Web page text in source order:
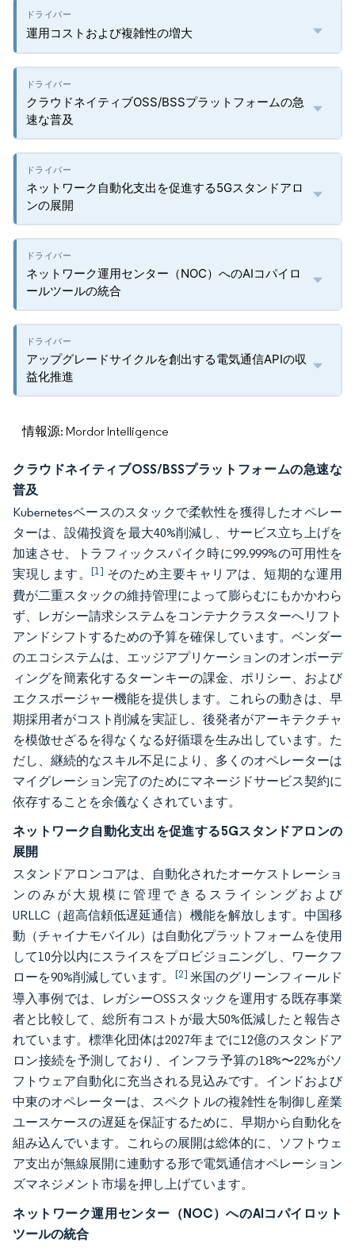
運用コストおよび複雑性の増大
クラウドネイティブOSS/BSSプラットフォームの急
速な普及
ネットワーク自動化支出を促進する5Gスタンドアロ
ンの展開
ネットワーク運用センター（NOC）へのAIコパイロ
ールツールの統合
アップグレードサイクルを創出する電気通信APIの収
益化推進
情報源: Mordor Intelligence
クラウドネイティブOSS/BSSプラットフォームの急速な
普及
Kubernetesベースのスタックで柔軟性を獲得したオペレー
ターは、設備投資を最大40%削減し、サービス立ち上げを
加速させ、トラフィックスパイク時に99.999%の可用性を
実現します。[1] そのため主要キャリアは、短期的な運用
費が二重スタックの維持管理によって膨らむにもかかわら
ず、レガシー請求システムをコンテナクラスターへリフト
アンドシフトするための予算を確保しています。ベンダー
のエコシステムは、エッジアプリケーションのオンボーデ
ィングを簡素化するターンキーの課金、ポリシー、および
エクスポージャー機能を提供します。これらの動きは、早
期採用者がコスト削減を実証し、後発者がアーキテクチャ
を模倣せざるを得なくなる好循環を生み出しています。た
だし、継続的なスキル不足により、多くのオペレーターは
マイグレーション完了のためにマネージドサービス契約に
依存することを余儀なくされています。
ネットワーク自動化支出を促進する5Gスタンドアロンの
展開
スタンドアロンコアは、自動化されたオーケストレーショ
ンのみが大規模に管理できるスライシングおよび
URLLC（超高信頼低遅延通信）機能を解放します。中国移
動（チャイナモバイル）は自動化プラットフォームを使用
して10分以内にスライスをプロビジョニングし、ワークフ
ローを90%削減しています。 [2] 米国のグリーンフィールド
導入事例では、レガシーOSSスタックを運用する既存事業
者と比較して、総所有コストが最大50%低減したと報告さ
れています。標準化団体は2027年までに12億のスタンドア
ロン接続を予測しており、インフラ予算の18%〜22%がソ
フトウェア自動化に充当される見込みです。インドおよび
中東のオペレーターは、スペクトルの複雑性を制御し産業
ユースケースの遅延を保証するために、早期から自動化を
組み込んでいます。これらの展開は総体的に、ソフトウェ
ア支出が無線展開に連動する形で電気通信オペレーション
ズマネジメント市場を押し上げています。
ネットワーク運用センター（NOC）へのAIコパイロット
ツールの統合